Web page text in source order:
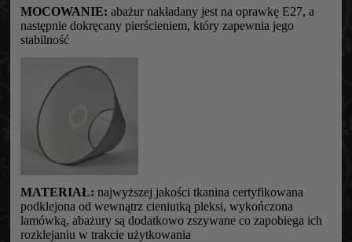
MOCOWANIE: abażur nakładany jest na oprawkę E27, a
następnie dokręcany pierścieniem, który zapewnia jego
stabilność
MATERIAŁ: najwyższej jakości tkanina certyfikowana
podklejona od wewnątrz cieniutką pleksi, wykończona
lamówką, abażury są dodatkowo zszywane co zapobiega ich
rozklejaniu w trakcie użytkowania